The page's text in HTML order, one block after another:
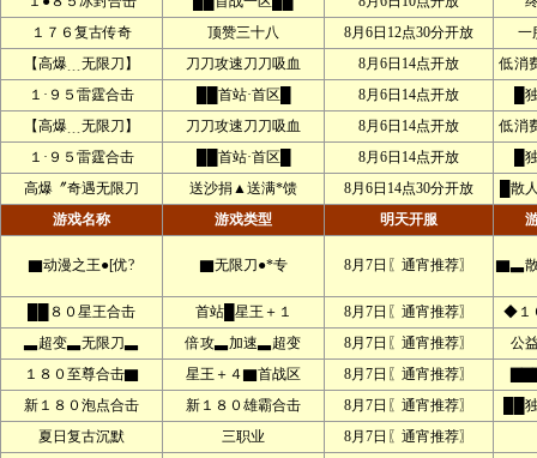
１７６复古传奇
顶赞三十八 8月6日12点30分开放
一
【高爆﹍无限刀】
刀刀攻速刀刀吸血 8月6日14点开放
低消
１·９５雷霆合击
██首站·首区█ 8月6日14点开放
█
【高爆﹍无限刀】
刀刀攻速刀刀吸血 8月6日14点开放
低消
１·９５雷霆合击
██首站·首区█ 8月6日14点开放
█
高爆〞奇遇无限刀
送沙捐▲送满*馈 8月6日14点30分开放
█散
游戏名称
游戏类型 明天开服
▇动漫之王●[优? ▇无限刀●*专 8月7日〖通宵推荐〗 ▇▃
██８０星王合击 首站█星王＋１ 8月7日〖通宵推荐〗
◆１
▃超变▃无限刀▃
倍攻▃加速▃超变 8月7日〖通宵推荐〗
公
１８０至尊合击▇
星王＋４▇首战区 8月7日〖通宵推荐〗
新１８０泡点合击
新１８０雄霸合击 8月7日〖通宵推荐〗
██
夏日复古沉默
三职业
8月7日〖通宵推荐〗